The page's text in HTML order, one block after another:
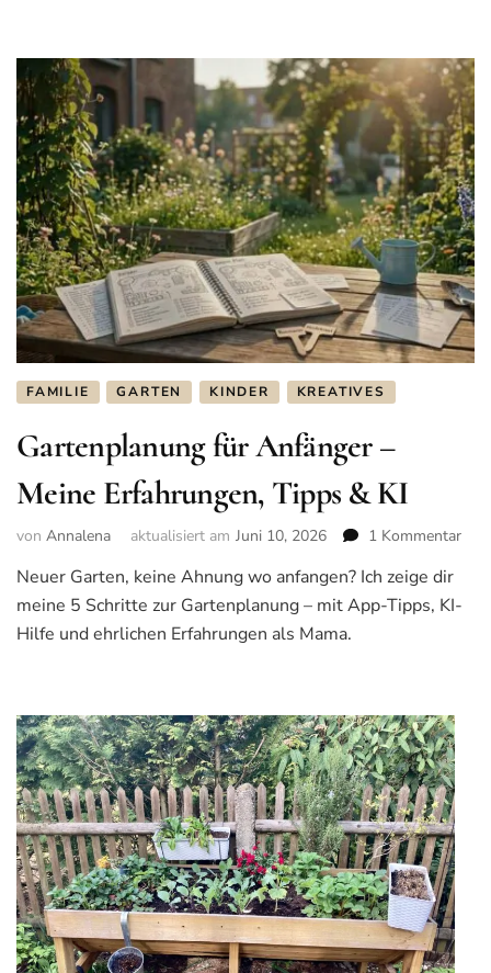
entdecke
FAMILIE GARTEN KINDER KREATIVES
Gartenplanung für Anfänger –
Meine Erfahrungen, Tipps & KI
von Annalena aktualisiert am Juni 10, 2026 1 Kommentar
Neuer Garten, keine Ahnung wo anfangen? Ich zeige dir
meine 5 Schritte zur Gartenplanung – mit App-Tipps, KI-
Hilfe und ehrlichen Erfahrungen als Mama.